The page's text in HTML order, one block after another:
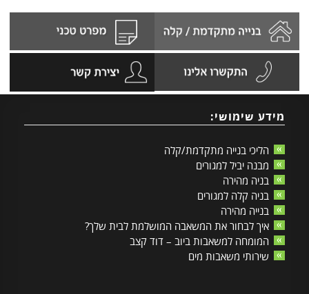
מידע שימושי:
הליכי בנייה מתקדמת/קלה
מבנה יביל למגורים
בניה מהירה
בניה קלה למגורים
בנייה מהירה
איך לבחור את המשאבה המושלמת לבית שלך?
המומחה למשאבות ביוב – דוד קצב
שירותי משאבות מים